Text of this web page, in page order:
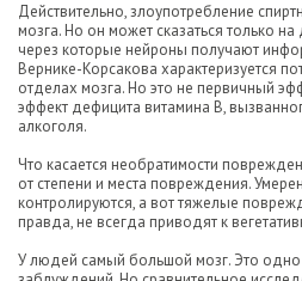
Действительно, злоупотребление
мозга. Но он может сказаться только
через которые нейроны получают
Вернике-Корсакова характеризуется
отделах мозга. Но это не первичный
эффект дефицита витамина В,
алкоголя.
Что касается необратимости
от степени и места повреждения.
контролируются, а вот тяжелые
правда, не всегда приводят к
У людей самый большой мозг. Это